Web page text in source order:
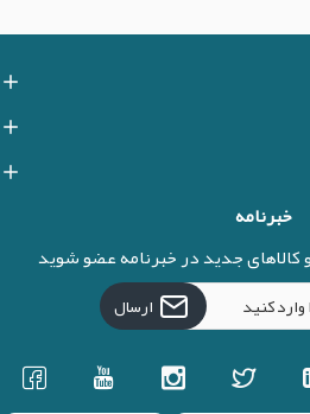
خبرنامه
کالاهای جدید در خبرنامه عضو شوید
ارسال